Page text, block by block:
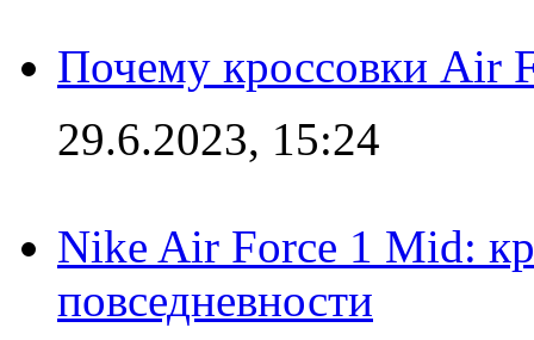
Почему кроссовки Air
29.6.2023, 15:24
Nike Air Force 1 Mid:
повседневности